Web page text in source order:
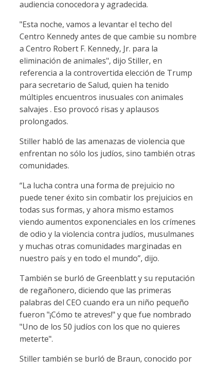
audiencia conocedora y agradecida.
"Esta noche, vamos a levantar el techo del
Centro Kennedy antes de que cambie su nombre
a Centro Robert F. Kennedy, Jr. para la
eliminación de animales", dijo Stiller, en
referencia a la controvertida elección de Trump
para secretario de Salud, quien ha tenido
múltiples encuentros inusuales con animales
salvajes . Eso provocó risas y aplausos
prolongados.
Stiller habló de las amenazas de violencia que
enfrentan no sólo los judíos, sino también otras
comunidades.
“La lucha contra una forma de prejuicio no
puede tener éxito sin combatir los prejuicios en
todas sus formas, y ahora mismo estamos
viendo aumentos exponenciales en los crímenes
de odio y la violencia contra judíos, musulmanes
y muchas otras comunidades marginadas en
nuestro país y en todo el mundo”, dijo.
También se burló de Greenblatt y su reputación
de regañonero, diciendo que las primeras
palabras del CEO cuando era un niño pequeño
fueron "¡Cómo te atreves!" y que fue nombrado
"Uno de los 50 judíos con los que no quieres
meterte".
Stiller también se burló de Braun, conocido por